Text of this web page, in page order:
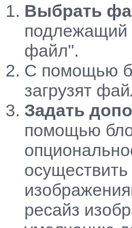
Выбрать
подлежащий
файл".
С помощью
загрузят
Задать
помощью
ресайз